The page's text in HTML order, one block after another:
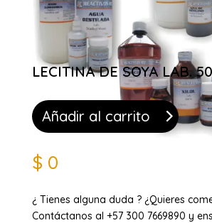
LECITINA DE SOYA LAB.
Añadir al carrito
$ 0
¿ Tienes alguna duda ? ¿Quieres
Contáctanos al +57 300 7669890 y